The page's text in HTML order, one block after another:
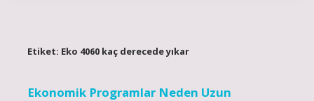
Etiket: Eko 4060 kaç derecede yıkar
Ekonomik Programlar Neden Uzun